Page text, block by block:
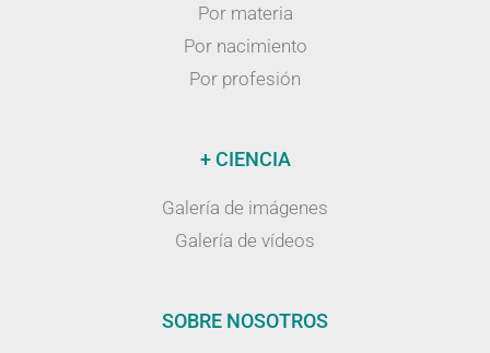
Por materia
Por nacimiento
Por profesión
+ CIENCIA
Galería de imágenes
Galería de vídeos
SOBRE NOSOTROS